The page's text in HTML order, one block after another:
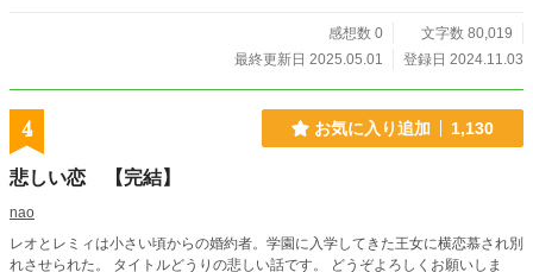
ご健康のため、直ちに本作品の鑑賞を中止してください。
4.表紙画像はAI生成画像を使用しております。（絵心が壊滅
可能なことでございます故、ご了承ください） 5.全く透き
通っていない世界観。 6.この小説を書くにあたり、以下の
しあきひと作『メイドインアビス』竹書房出版（2012） Proj
bus Company』（2023） サー•アーサー•チャールズ•クラー
ク作 酒井昭伸訳『都市と星』ハヤカワ文庫出版（1956、20
感想数 0
文字数 80,019
最終更新日 2025.05.01
登録日 2024.11.03
4 お気に入り追加 1,130
悲しい恋 【完結】
nao
レオとレミィは小さい頃からの婚約者。学園に入学してきた王女に横恋慕され別
れさせられた。 タイトルどうりの悲しい話です。 どうぞよろしくお願いしま